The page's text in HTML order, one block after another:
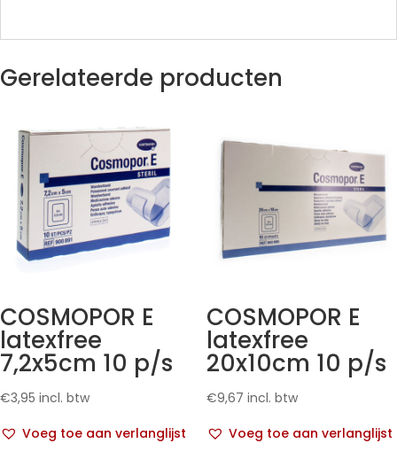
Gerelateerde producten
COSMOPOR E
latexfree
7,2x5cm 10 p/s
€3,95 incl. btw
Voeg toe aan verlanglijst
COSMOPOR E
latexfree
20x10cm 10 p/s
€9,67 incl. btw
Voeg toe aan verlanglijst